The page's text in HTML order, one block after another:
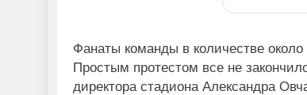
Фанаты команды в количестве
Простым протестом все не
директора стадиона Александра